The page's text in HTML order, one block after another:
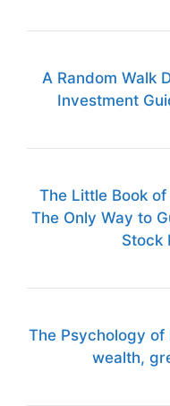
A Random Walk
Investment
The Little Book
The Only Way to
Stock
The Psychology of
wealth,